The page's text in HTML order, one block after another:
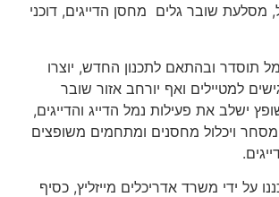
שובר גלים מחסן הדייגים, דוכני
תוסדר ובהתאם לתכנון החדש, יוצרו
למטיילים ואף יורחב אזור שובר
ישלב את פעילות נמל הדייג והדייגים,
ויכלול מחסנים ומתחמים משופצים
על ידי משרד אדריכלים מייזליץ, כסיף